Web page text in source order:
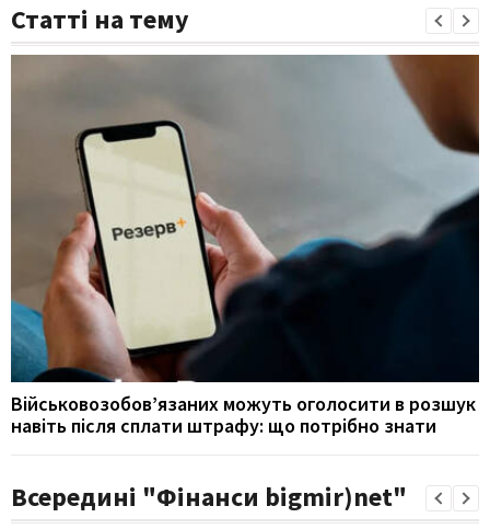
Статті на тему
Військовозобов’язаних можуть оголосити в розшук
навіть після сплати штрафу: що потрібно знати
Всередині "Фінанси bigmir)net"